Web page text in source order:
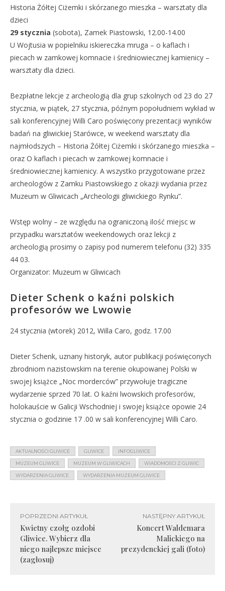
Historia Żółtej Ciżemki i skórzanego mieszka – warsztaty dla
dzieci
29 stycznia (sobota), Zamek Piastowski, 12.00-14.00
U Wojtusia w popielniku iskiereczka mruga – o kaflach i
piecach w zamkowej komnacie i średniowiecznej kamienicy –
warsztaty dla dzieci.
Bezpłatne lekcje z archeologią dla grup szkolnych od 23 do 27
stycznia, w piątek, 27 stycznia, późnym popołudniem wykład w
sali konferencyjnej Willi Caro poświęcony prezentacji wyników
badań na gliwickiej Starówce, w weekend warsztaty dla
najmłodszych – Historia Żółtej Ciżemki i skórzanego mieszka –
oraz O kaflach i piecach w zamkowej komnacie i
średniowiecznej kamienicy. A wszystko przygotowane przez
archeologów z Zamku Piastowskiego z okazji wydania przez
Muzeum w Gliwicach „Archeologii gliwickiego Rynku”.
Wstęp wolny – ze względu na ograniczoną ilość miejsc w
przypadku warsztatów weekendowych oraz lekcji z
archeologią prosimy o zapisy pod numerem telefonu (32) 335
44 03.
Organizator: Muzeum w Gliwicach
Dieter Schenk o kaźni polskich
profesorów we Lwowie
24 stycznia (wtorek) 2012, Willa Caro, godz. 17.00
Dieter Schenk, uznany historyk, autor publikacji poświęconych
zbrodniom nazistowskim na terenie okupowanej Polski w
swojej książce „Noc morderców” przywołuje tragiczne
wydarzenie sprzed 70 lat. O kaźni lwowskich profesorów,
holokauście w Galicji Wschodniej i swojej książce opowie 24
stycznia o godzinie 17 .00 w sali konferencyjnej Willi Caro.
AKTUALNOŚCI GLIWICE GLIWICE INFOGLIWICE
MUZEUM GLIWICE MUZEUM W GLIWICACH WIADOMOŚCI Z GLIWIC
WYDARZENIA GLIWICE WYDARZENIA MUZEUM GLIWICE
POPRZEDNI ARTYKUŁ
Kwietny czołg ozdobi
Gliwice. Wybierz dla
niego najlepsze miejsce
(zagłosuj)
NASTĘPNY ARTYKUŁ
Koncert Waldemara
Malickiego na
prezydenckiej gali (foto)